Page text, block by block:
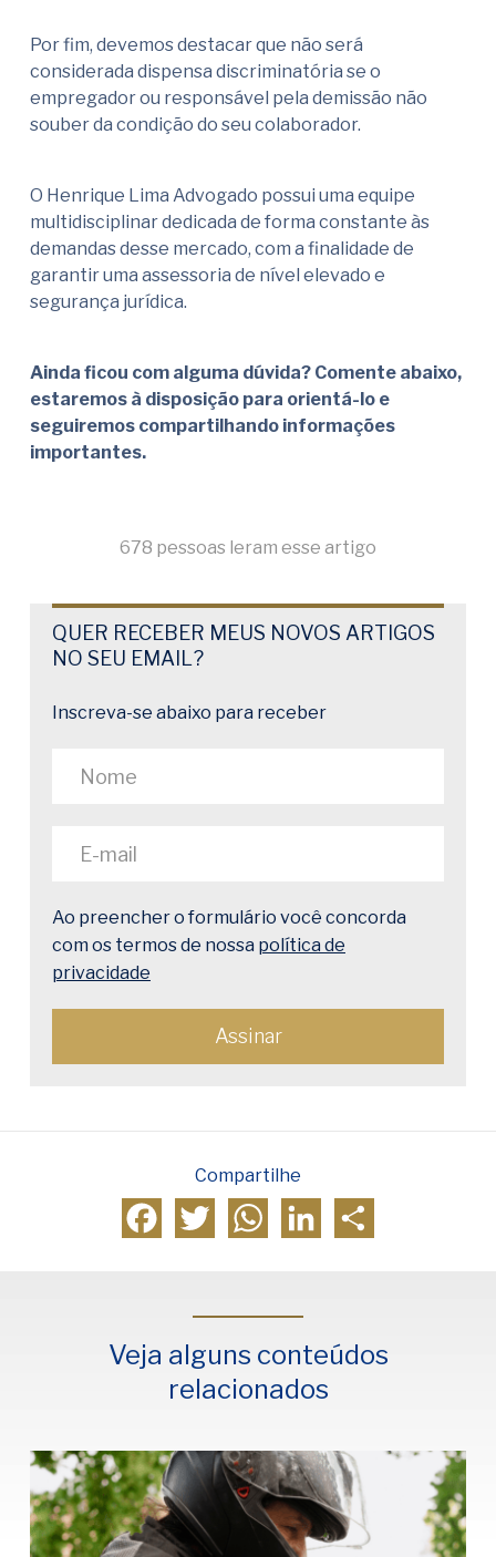
Por fim, devemos destacar que não será
considerada dispensa discriminatória se o
empregador ou responsável pela demissão não
souber da condição do seu colaborador.
O Henrique Lima Advogado possui uma equipe
multidisciplinar dedicada de forma constante às
demandas desse mercado, com a finalidade de
garantir uma assessoria de nível elevado e
segurança jurídica.
Ainda ficou com alguma dúvida? Comente abaixo,
estaremos à disposição para orientá-lo e
seguiremos compartilhando informações
importantes.
678 pessoas leram esse artigo
QUER RECEBER MEUS NOVOS ARTIGOS
NO SEU EMAIL?
Inscreva-se abaixo para receber
Ao preencher o formulário você concorda
com os termos de nossa política de
privacidade
Compartilhe
FacebookTwitter WhatsAppLinkedIn
Veja alguns conteúdos
relacionados